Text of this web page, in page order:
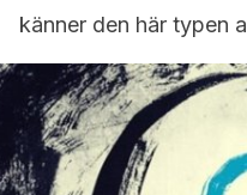
känner den här typen